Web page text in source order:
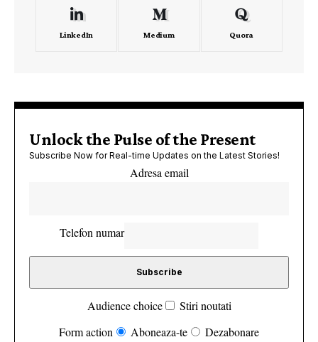
LinkedIn Medium Quora
Unlock the Pulse of the Present
Subscribe Now for Real-time Updates on the Latest Stories!
Adresa email
Telefon numar
Audience choice
Stiri noutati
Form action
Aboneaza-te
Dezabonare